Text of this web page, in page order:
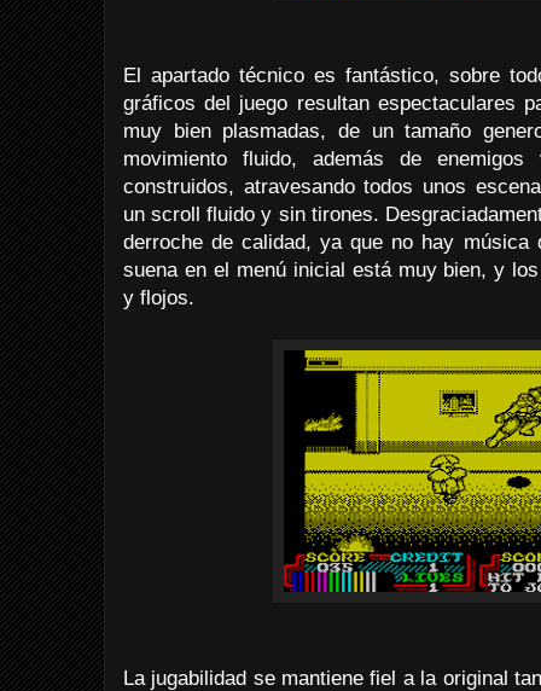
El apartado técnico es fantástico, sobre
gráficos del juego resultan espectaculares
muy bien plasmadas, de un tamaño
movimiento fluido, además de
construidos, atravesando todos unos
un scroll fluido y sin tirones.
derroche de calidad, ya que no hay música
suena en el menú inicial está muy bien, y
y flojos.
La jugabilidad se mantiene fiel a la original